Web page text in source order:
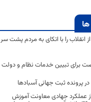
را با اتکای به مردم پشت سر
برای تبیین خدمات نظام و دولت
پرونده ثبت جهانی آسبادها
عملکرد جهادی معاونت آموزش